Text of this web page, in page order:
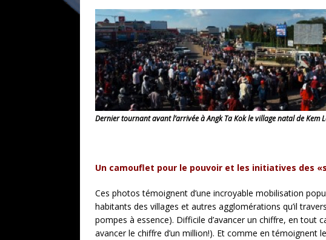
Dernier tournant avant l’arrivée à Angk Ta Kok le village natal de Kem
Un camouflet pour le pouvoir et les initiatives des
Ces photos témoignent d’une incroyable mobilisation
habitants des villages et autres agglomérations qu’il
pompes à essence). Difficile d’avancer un chiffre, en tout
avancer le chiffre d’un million!). Et comme en